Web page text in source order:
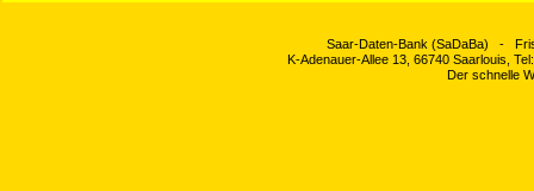
Saar-Daten-Bank (SaDaBa) -
K-Adenauer-Allee 13, 66740 Saarlouis,
Der schnelle